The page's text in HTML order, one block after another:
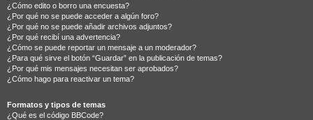
¿Cómo edito o borro una encuesta?
¿Por qué no se puede acceder a algún foro?
¿Por qué no se puede añadir archivos adjuntos?
¿Por qué recibí una advertencia?
¿Cómo se puede reportar un mensaje a un moderador?
¿Para qué sirve el botón “Guardar” en la publicación de temas?
¿Por qué mis mensajes necesitan ser aprobados?
¿Cómo hago para reactivar un tema?
Formatos y tipos de temas
¿Qué es el código BBCode?